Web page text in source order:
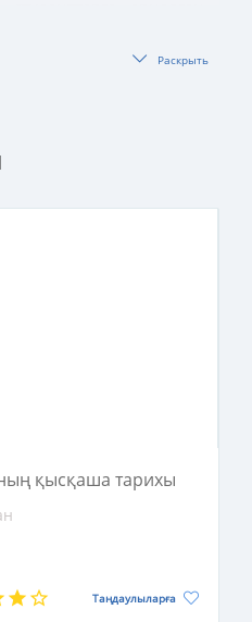
Раскрыть
қысқаша тарихы
Таңдаулыларға